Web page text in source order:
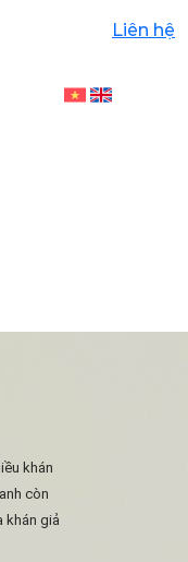
Liên hệ
khán
còn
khán giả